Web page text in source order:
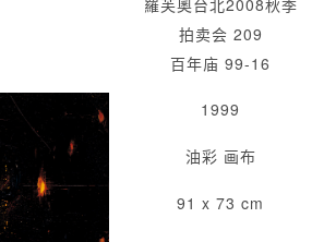
羅芙奧台北2008秋季
拍卖会 209
百年庙 99-16
1999
油彩 画布
91 x 73 cm